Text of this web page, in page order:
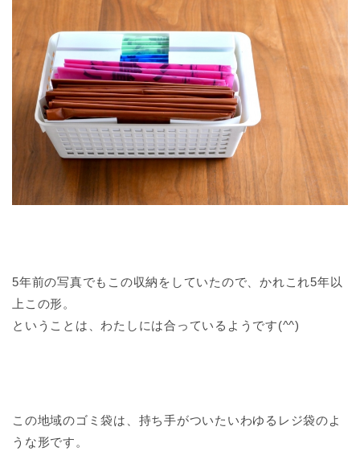
5年前の写真でもこの収納をしていたので、かれこれ5年以
上この形。
ということは、わたしには合っているようです(^^)
この地域のゴミ袋は、持ち手がついたいわゆるレジ袋のよ
うな形です。